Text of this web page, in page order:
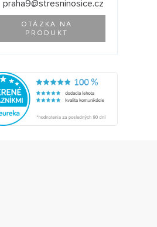
praha9@stresninosice.cz
OTÁZKA NA
PRODUKT